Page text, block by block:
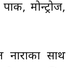
मोन्ट्रोज,
नाराका साथ